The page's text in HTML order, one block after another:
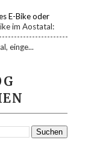
E-Bike oder
im Aostatal:
------------------------
einge...